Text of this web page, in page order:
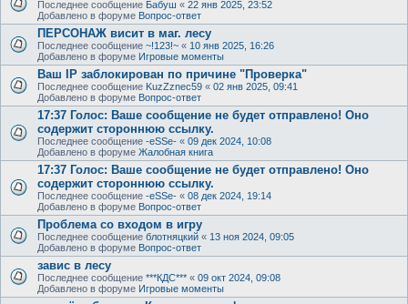
Последнее сообщение Бабуш « 22 янв 2025, 23:52
Добавлено в форуме Вопрос-ответ
ПЕРСОНАЖ висит в маг. лесу
Последнее сообщение ~!123!~ « 10 янв 2025, 16:26
Добавлено в форуме Игровые моменты
Ваш IP заблокирован по причине "Проверка"
Последнее сообщение KuzZznec59 « 02 янв 2025, 09:41
Добавлено в форуме Вопрос-ответ
17:37 Голос: Ваше сообщение не будет отправлено! Оно
содержит стороннюю ссылку.
Последнее сообщение -eSSe- « 09 дек 2024, 10:08
Добавлено в форуме Жалобная книга
17:37 Голос: Ваше сообщение не будет отправлено! Оно
содержит стороннюю ссылку.
Последнее сообщение -eSSe- « 08 дек 2024, 19:14
Добавлено в форуме Вопрос-ответ
Проблема со входом в игру
Последнее сообщение блотняцкий « 13 ноя 2024, 09:05
Добавлено в форуме Вопрос-ответ
завис в лесу
Последнее сообщение ***КДС*** « 09 окт 2024, 09:08
Добавлено в форуме Игровые моменты